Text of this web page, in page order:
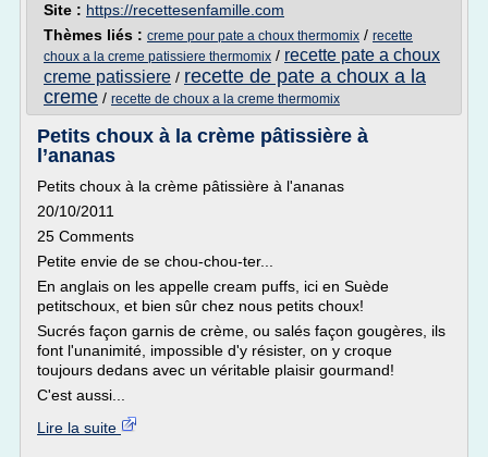
Site : https://recettesenfamille.com
Thèmes liés : creme pour pate a choux thermomix / recette
choux a la creme patissiere thermomix / recette pate a choux
creme patissiere / recette de pate a choux a la
creme / recette de choux a la creme thermomix
Petits choux à la crème pâtissière à
l’ananas
Petits choux à la crème pâtissière à l'ananas
20/10/2011
25 Comments
Petite envie de se chou-chou-ter...
En anglais on les appelle cream puffs, ici en Suède
petitschoux, et bien sûr chez nous petits choux!
Sucrés façon garnis de crème, ou salés façon gougères, ils
font l'unanimité, impossible d'y résister, on y croque
toujours dedans avec un véritable plaisir gourmand!
C'est aussi...
Lire la suite